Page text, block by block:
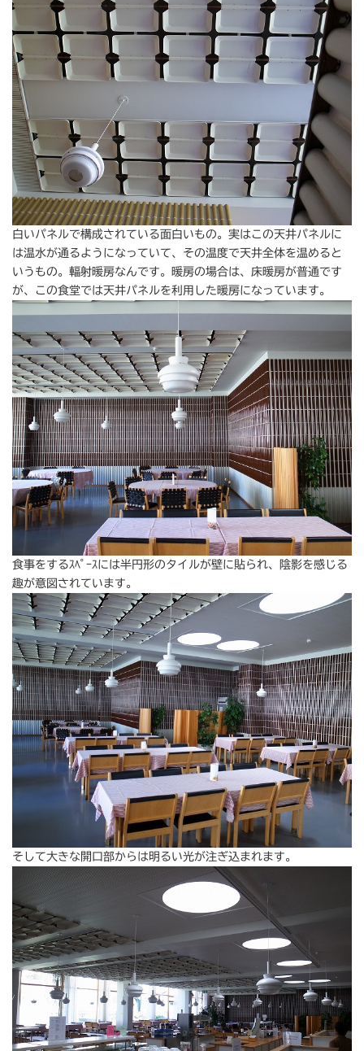
白いパネルで構成されている面白いもの。実はこの天井パネルに
は温水が通るようになっていて、その温度で天井全体を温めると
いうもの。輻射暖房なんです。暖房の場合は、床暖房が普通です
が、この食堂では天井パネルを利用した暖房になっています。
食事をするｽﾍﾟｰｽには半円形のタイルが壁に貼られ、陰影を感じる
趣が意図されています。
そして大きな開口部からは明るい光が注ぎ込まれます。